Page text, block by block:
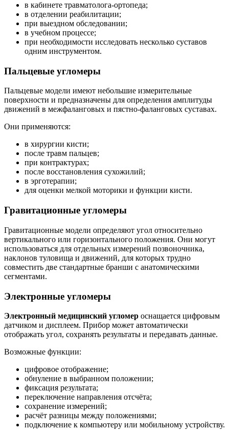
в кабинете травматолога-ортопеда;
в отделении реабилитации;
при выездном обследовании;
в учебном процессе;
при необходимости исследовать несколько суставов
одним инструментом.
Пальцевые угломеры
Пальцевые модели имеют небольшие измерительные
поверхности и предназначены для определения амплитуды
движений в межфаланговых и пястно-фаланговых суставах.
Они применяются:
в хирургии кисти;
после травм пальцев;
при контрактурах;
после восстановления сухожилий;
в эрготерапии;
для оценки мелкой моторики и функции кисти.
Гравитационные угломеры
Гравитационные модели определяют угол относительно
вертикального или горизонтального положения. Они могут
использоваться для отдельных измерений позвоночника,
наклонов туловища и движений, для которых трудно
совместить две стандартные бранши с анатомическими
сегментами.
Электронные угломеры
Электронный медицинский угломер оснащается цифровым
датчиком и дисплеем. Прибор может автоматически
отображать угол, сохранять результаты и передавать данные.
Возможные функции:
цифровое отображение;
обнуление в выбранном положении;
фиксация результата;
переключение направления отсчёта;
сохранение измерений;
расчёт разницы между положениями;
подключение к компьютеру или мобильному устройству.